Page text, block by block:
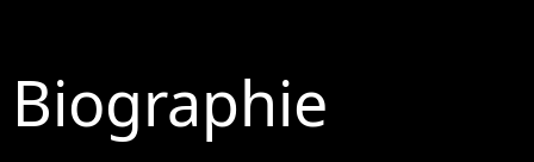
Biographie